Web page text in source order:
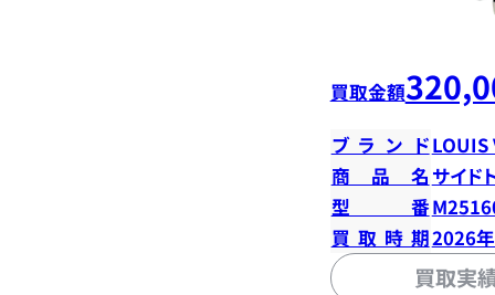
買取金額
ブランドLOUIS
商品名 サイド
型番
買取時期2026
買取実